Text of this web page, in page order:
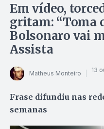
Em vídeo,
gritam: “Toma
Bolsonaro vai
Assista
Matheus Monteiro 13
Frase difundiu nas
semanas